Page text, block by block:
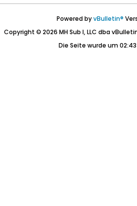
Powered byvBulletin®
Copyright © 2026 MH Sub I, LLC dba
Die Seite wurde um